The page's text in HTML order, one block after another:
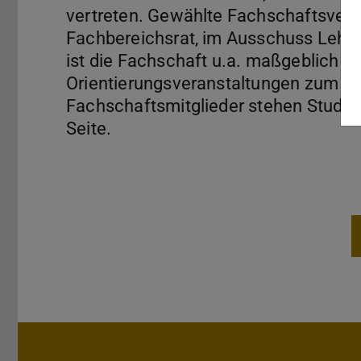
vertreten. Gewählte
Fachbereichsrat, im Ausschuss
ist die Fachschaft u.a. maßgeblich
Orientierungsveranstaltungen zum
Fachschaftsmitglieder stehen
Seite.